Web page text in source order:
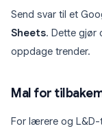
Send svar til et
Sheets. Dette gjør
oppdage trender.
Mal for
For lærere og L&D-